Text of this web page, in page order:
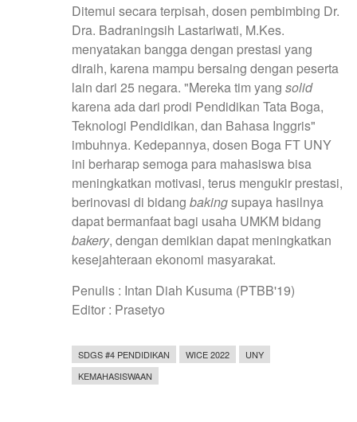
Ditemui secara terpisah, dosen pembimbing Dr.
Dra. Badraningsih Lastariwati, M.Kes.
menyatakan bangga dengan prestasi yang
diraih, karena mampu bersaing dengan peserta
lain dari 25 negara. "Mereka tim yang solid
karena ada dari prodi Pendidikan Tata Boga,
Teknologi Pendidikan, dan Bahasa Inggris"
imbuhnya. Kedepannya, dosen Boga FT UNY
ini berharap semoga para mahasiswa bisa
meningkatkan motivasi, terus mengukir prestasi,
berinovasi di bidang bakingsupaya hasilnya
dapat bermanfaat bagi usaha UMKM bidang
bakery, dengan demikian dapat meningkatkan
kesejahteraan ekonomi masyarakat.
Penulis : Intan Diah Kusuma (PTBB'19)
Editor : Prasetyo
SDGS #4 PENDIDIKAN WICE 2022
UNY
KEMAHASISWAAN